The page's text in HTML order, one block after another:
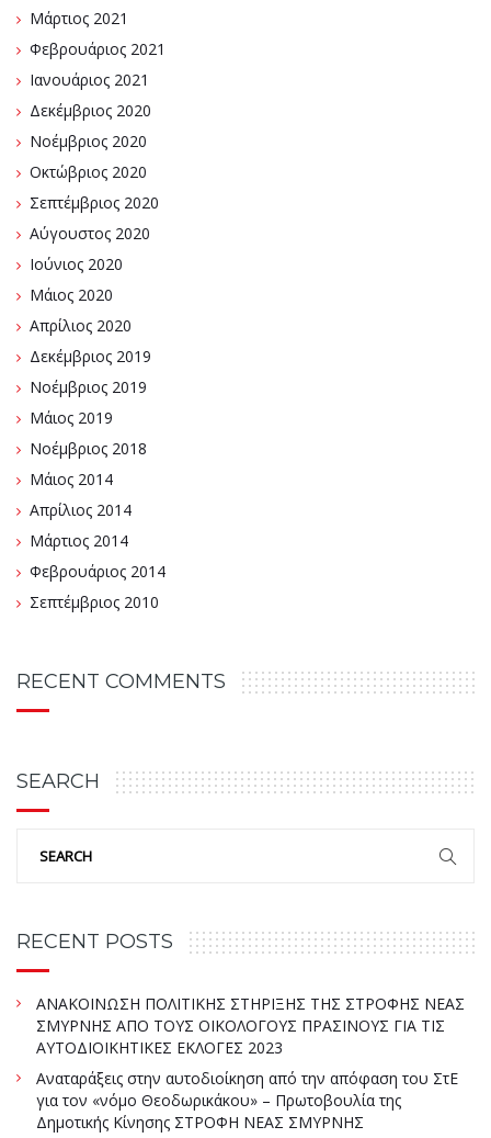
Μάρτιος 2021
Φεβρουάριος 2021
Ιανουάριος 2021
Δεκέμβριος 2020
Νοέμβριος 2020
Οκτώβριος 2020
Σεπτέμβριος 2020
Αύγουστος 2020
Ιούνιος 2020
Μάιος 2020
Απρίλιος 2020
Δεκέμβριος 2019
Νοέμβριος 2019
Μάιος 2019
Νοέμβριος 2018
Μάιος 2014
Απρίλιος 2014
Μάρτιος 2014
Φεβρουάριος 2014
Σεπτέμβριος 2010
RECENT COMMENTS
SEARCH
RECENT POSTS
ΑΝΑΚΟΙΝΩΣΗ ΠΟΛΙΤΙΚΗΣ ΣΤΗΡΙΞΗΣ ΤΗΣ ΣΤΡΟΦΗΣ ΝΕΑΣ
ΣΜΥΡΝΗΣ ΑΠΟ ΤΟΥΣ ΟΙΚΟΛΟΓΟΥΣ ΠΡΑΣΙΝΟΥΣ ΓΙΑ ΤΙΣ
ΑΥΤΟΔΙΟΙΚΗΤΙΚΕΣ ΕΚΛΟΓΕΣ 2023
Αναταράξεις στην αυτοδιοίκηση από την απόφαση του ΣτΕ
για τον «νόμο Θεοδωρικάκου» – Πρωτοβουλία της
Δημοτικής Κίνησης ΣΤΡΟΦΗ ΝΕΑΣ ΣΜΥΡΝΗΣ